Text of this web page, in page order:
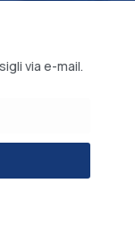
via e-mail.